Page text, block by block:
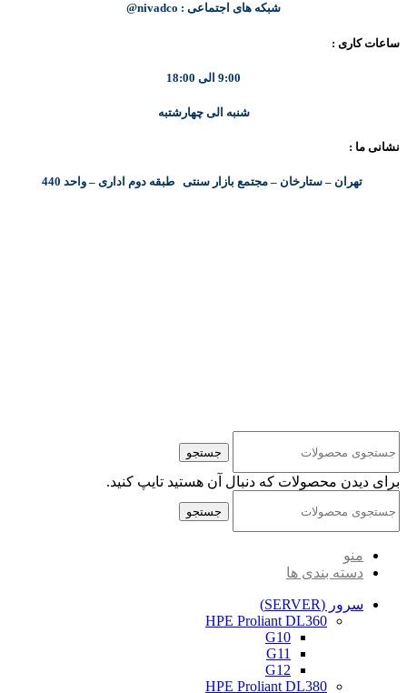
شبکه های اجتماعی : nivadco@
ساعات کاری :
9:00 الی 18:00
شنبه الی چهارشتبه
نشانی ما :
تهران – ستارخان – مجتمع بازار سنتی طبقه دوم اداری – واحد 440
جستجو
برای دیدن محصولات که دنبال آن هستید تایپ کنید.
جستجو
منو
دسته بندی ها
سرور (SERVER)
HPE Proliant DL360
G10
G11
G12
HPE Proliant DL380